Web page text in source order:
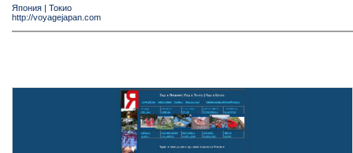
Япония
Токио
http://voyagejapan.com